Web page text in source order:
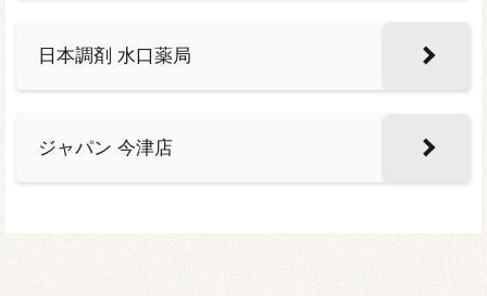
日本調剤 水口薬局
ジャパン 今津店